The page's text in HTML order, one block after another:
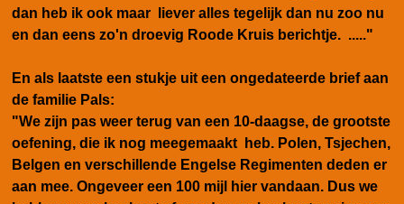
dan heb ik ook maar liever alles tegelijk dan nu zoo nu
en dan eens zo'n droevig Roode Kruis berichtje. ....."
En als laatste een stukje uit een ongedateerde brief aan
de familie Pals:
"We zijn pas weer terug van een 10-daagse, de grootste
oefening, die ik nog meegemaakt heb. Polen, Tsjechen,
Belgen en verschillende Engelse Regimenten deden er
aan mee. Ongeveer een 100 mijl hier vandaan. Dus we